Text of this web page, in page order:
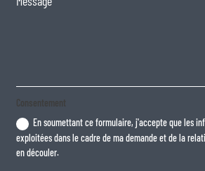
Consentement
En soumettant ce formulaire, j'accepte que les
exploitées dans le cadre de ma demande et de la
en découler.